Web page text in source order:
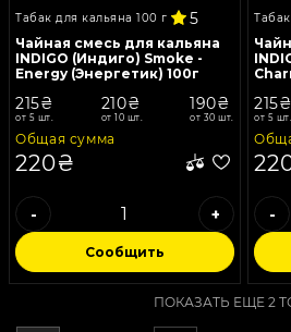
Табак для кальяна 100 г 5
Чайная смесь для кальяна
INDIGO (Индиго) Smoke -
Energy (Энергетик) 100г
215₴
от 5 шт.
210₴
от 10 шт.
190₴
от 30 шт.
Общая сумма
220₴
- +
Сообщить
215₴
от 5 шт.
-
ПОКАЗАТЬ ЕЩЕ 2